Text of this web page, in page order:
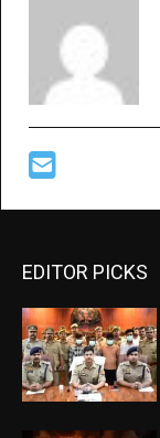
EDITOR PICKS